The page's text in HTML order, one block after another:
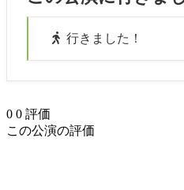
行きました！
0 0 評価
この公演の評価